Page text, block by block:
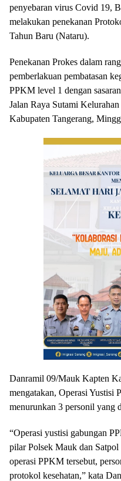
penyebaran virus Covid 19,
melakukan penekanan
Tahun Baru (Nataru).
Penekanan Prokes dalam
pemberlakuan pembatasan
PPKM level 1 dengan
Jalan Raya Sutami
Kabupaten Tangerang,
Danramil 09/Mauk Kapten
mengatakan, Operasi
menurunkan 3 personil yang
“Operasi yustisi gabungan
pilar Polsek Mauk dan
operasi PPKM tersebut,
protokol kesehatan,” kata